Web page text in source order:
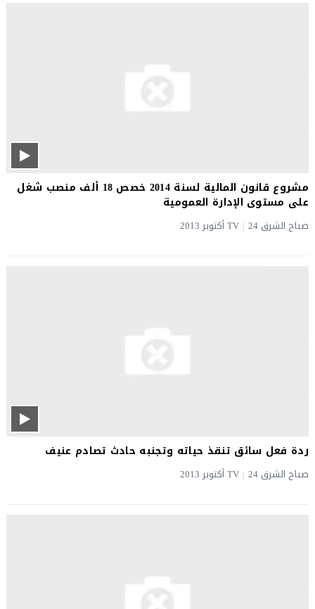
مشروع قانون المالية لسنة 2014 خصص 18 ألف منصب شغل
على مستوى الإدارة العمومية
صباح الشرق TV 24 أكتوبر 2013
ردة فعل سائق تنقذ حياته وتجنبه حادث تصادم عنيف
صباح الشرق TV 24 أكتوبر 2013